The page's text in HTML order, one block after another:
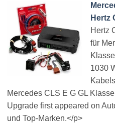
Hertz
Hertz
für
1030
Mercedes CLS E G GL
Upgrade first appeared on
und Top-Marken.</p>